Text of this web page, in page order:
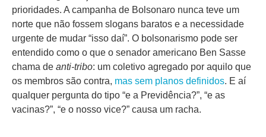
prioridades. A campanha de Bolsonaro nunca teve um
norte que não fossem slogans baratos e a necessidade
urgente de mudar “isso daí”. O bolsonarismo pode ser
entendido como o que o senador americano Ben Sasse
chama de anti-tribo: um coletivo agregado por aquilo que
os membros são contra, mas sem planos definidos. E aí
qualquer pergunta do tipo “e a Previdência?”, “e as
vacinas?”, “e o nosso vice?” causa um racha.